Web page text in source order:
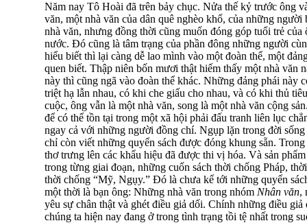
Năm nay Tô Hoài đã trên bảy chục. Nửa thế kỷ trước ông
văn, một nhà văn của dân quê nghèo khổ, của những
nhà văn, nhưng đồng thời cũng muốn đóng góp tuổi trẻ
nước. Đó cũng là tâm trạng của phần đông những người
hiểu biết thì lại càng dễ lao mình vào một đoàn thể, một
quen biết. Thập niên bốn mươi thật hiếm thấy một nhà văn
này thì cũng ngã vào đoàn thể khác. Những đảng phái này
triệt hạ lẫn nhau, có khi che giấu cho nhau, và có khi thủ
cuộc, ông vẫn là một nhà văn, song là một nhà văn cộng
để có thể tồn tại trong một xã hội phải đấu tranh liên lục
ngay cả với những người đồng chí. Ngụp lặn trong đời
chỉ còn viết những quyển sách được đóng khung sẵn.
thơ trưng lên các khẩu hiệu đã được thi vị hóa. Và sản
trong từng giai đoạn, những cuốn sách thời chống Pháp,
thời chống “Mỹ, Ngụy.” Đó là chưa kể tới những quyển
một thời là bạn ông: Những nhà văn trong nhóm Nhân văn,
yêu sự chân thật và ghét điều giả dối. Chính những điều
chúng ta hiện nay đang ở trong tình trạng tồi tệ nhất trong